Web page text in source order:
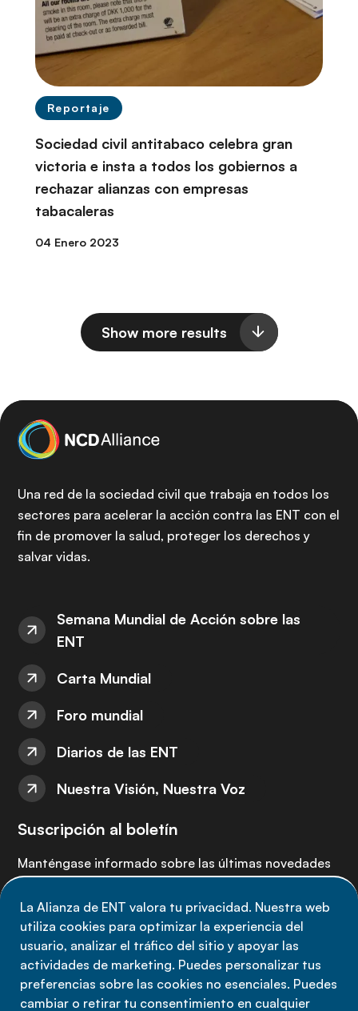
La Alianza de ENT valora tu privacidad. Nuestra web
utiliza cookies para optimizar la experiencia del
usuario, analizar el tráfico del sitio y apoyar las
actividades de marketing. Puedes personalizar tus
preferencias sobre las cookies no esenciales. Puedes
cambiar o retirar tu consentimiento en cualquier
Reportaje
Sociedad civil antitabaco celebra gran
victoria e insta a todos los gobiernos a
rechazar alianzas con empresas
tabacaleras
04 Enero 2023
Show more results
Una red de la sociedad civil que trabaja en todos los
sectores para acelerar la acción contra las ENT con el
fin de promover la salud, proteger los derechos y
salvar vidas.
Semana Mundial de Acción sobre las
ENT
Carta Mundial
Foro mundial
Diarios de las ENT
Nuestra Visión, Nuestra Voz
Suscripción al boletín
Manténgase informado sobre las últimas novedades
Suscríbete ahora